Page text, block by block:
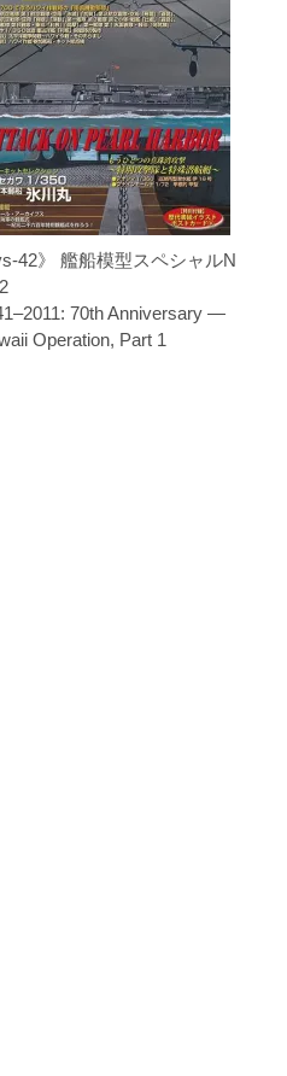
42》 艦船模型スペシャルN
70th Anniversary —
Operation, Part 1